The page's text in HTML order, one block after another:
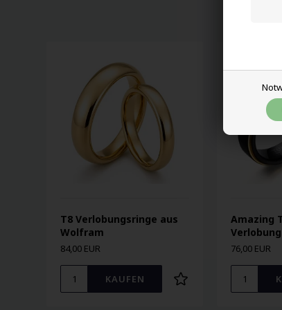
T8 Verlobungsringe aus
Wolfram
84,00 EUR
Amazing
Verlobung
76,00 EUR